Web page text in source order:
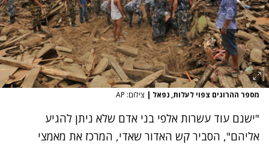
מספר ההרוגים צפוי לעלות, נפאל | צילום: AP
"ישנם עוד עשרות אלפי בני אדם שלא ניתן להגיע
אליהם", הסביר קש האדור שאדי, המרכז את מאמצי